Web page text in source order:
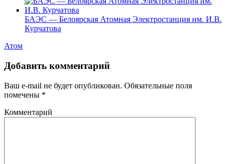
БАЭС — Белоярская Атомная Электростанция им. И.В.
Курчатова
Атом
Добавить комментарий
Ваш e-mail не будет опубликован. Обязательные поля
помечены *
Комментарий